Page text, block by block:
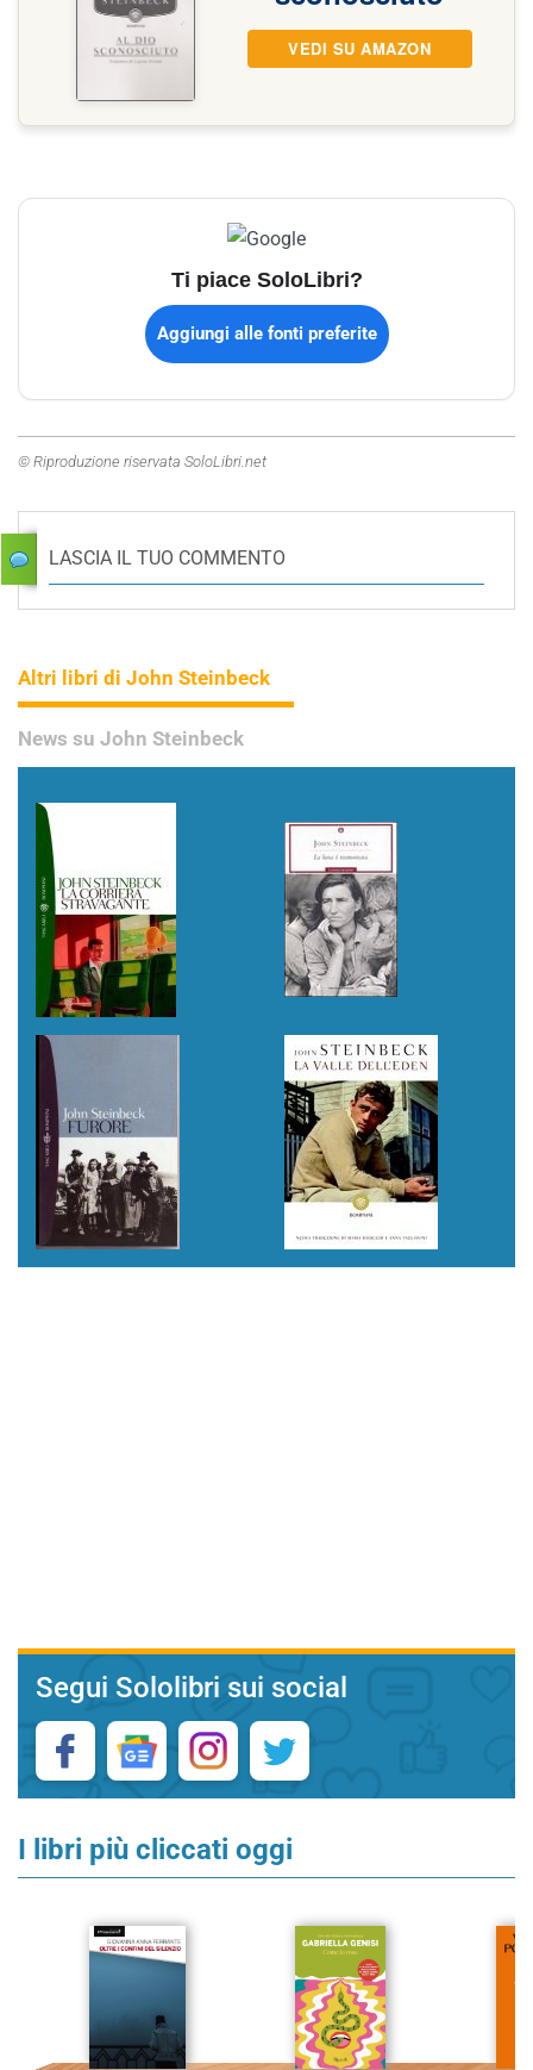
VEDI SU AMAZON
Ti piace SoloLibri?
Aggiungi alle fonti preferite
© Riproduzione riservata SoloLibri.net
LASCIA IL TUO COMMENTO
Altri libri di John Steinbeck
News su John Steinbeck
Segui Sololibri sui social
I libri più cliccati oggi